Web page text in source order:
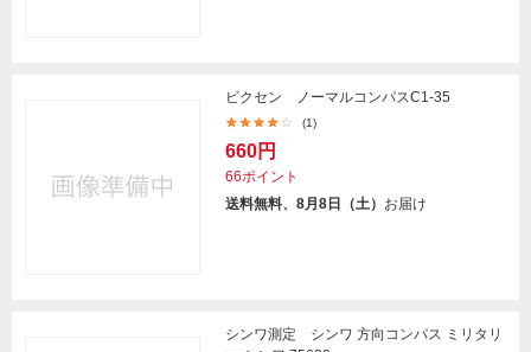
ビクセン ノーマルコンパスC1-35
(1)
660円
66ポイント
送料無料、8月8日（土） お届け
シンワ測定 シンワ 方向コンパス ミリタリ